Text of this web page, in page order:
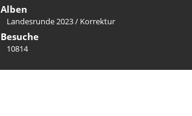
Alben
Landesrunde 2023/ Korrektur
Besuche
10814